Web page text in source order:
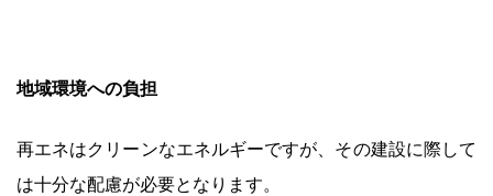
地域環境への負担
再エネはクリーンなエネルギーですが、その建設に際して
は十分な配慮が必要となります。